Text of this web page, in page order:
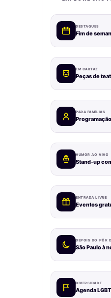
DESTAQUES
Fim de
EM CARTAZ
Peças de
PARA FAMÍLIAS
HUMOR AO VIVO
Stand-up
ENTRADA LIVRE
Eventos
DEPOIS DO PÔR
São Paulo à
DIVERSIDADE
Agenda